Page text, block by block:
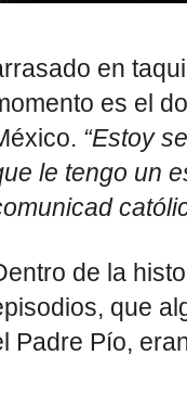
en
es el
“Estoy
le tengo un
de la
que
Padre Pío,